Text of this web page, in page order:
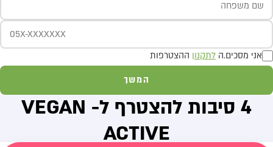
אני מסכים.ה לתקנון ההצטרפות
המשך
4 סיבות להצטרף ל- VEGAN
ACTIVE